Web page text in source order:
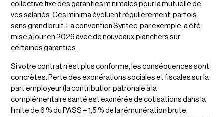
collective fixe des garanties minimales pour la mutuelle de
vos salariés. Ces minima évoluent régulièrement, parfois
sans grand bruit. La convention Syntec, par exemple, a été
mise à jour en 2026 avec de nouveaux planchers sur
certaines garanties.
Si votre contrat n’est plus conforme, les conséquences sont
concrètes. Perte des exonérations sociales et fiscales sur la
part employeur (la contribution patronale à la
complémentaire santé est exonérée de cotisations dans la
limite de 6 % du PASS + 1,5 % de la rémunération brute,